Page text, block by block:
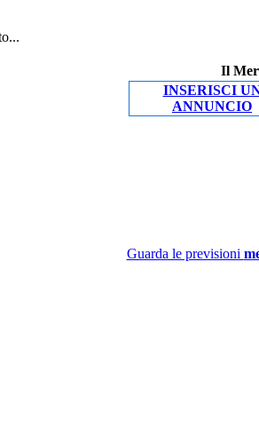
Il
INSERISCI
ANNUNCIO
Guarda le previsioni